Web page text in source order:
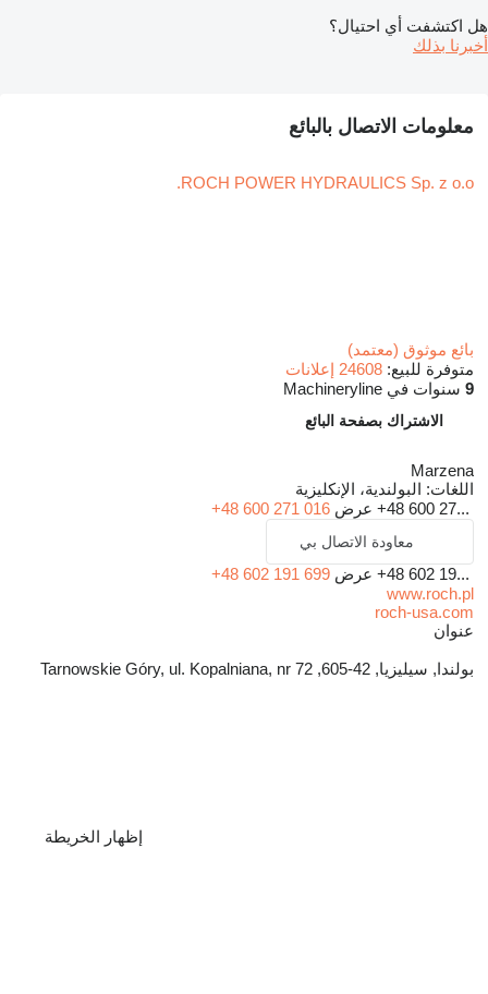
هل اكتشفت أي احتيال؟
أخبرنا بذلك
معلومات الاتصال بالبائع
ROCH POWER HYDRAULICS Sp. z o.o.
بائع موثوق (معتمد)
متوفرة للبيع: 24608 إعلانات
9 سنوات في Machineryline
الاشتراك بصفحة البائع
Marzena
اللغات: البولندية، الإنكليزية
+48 600 27... عرض +48 600 271 016
معاودة الاتصال بي
+48 602 19... عرض +48 602 191 699
www.roch.pl
roch-usa.com
عنوان
بولندا, سيليزيا, 42-605, Tarnowskie Góry, ul. Kopalniana, nr 72
إظهار الخريطة